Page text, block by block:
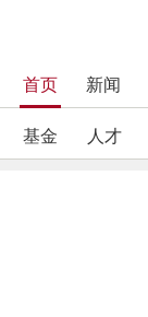
首页 新闻
基金 人才